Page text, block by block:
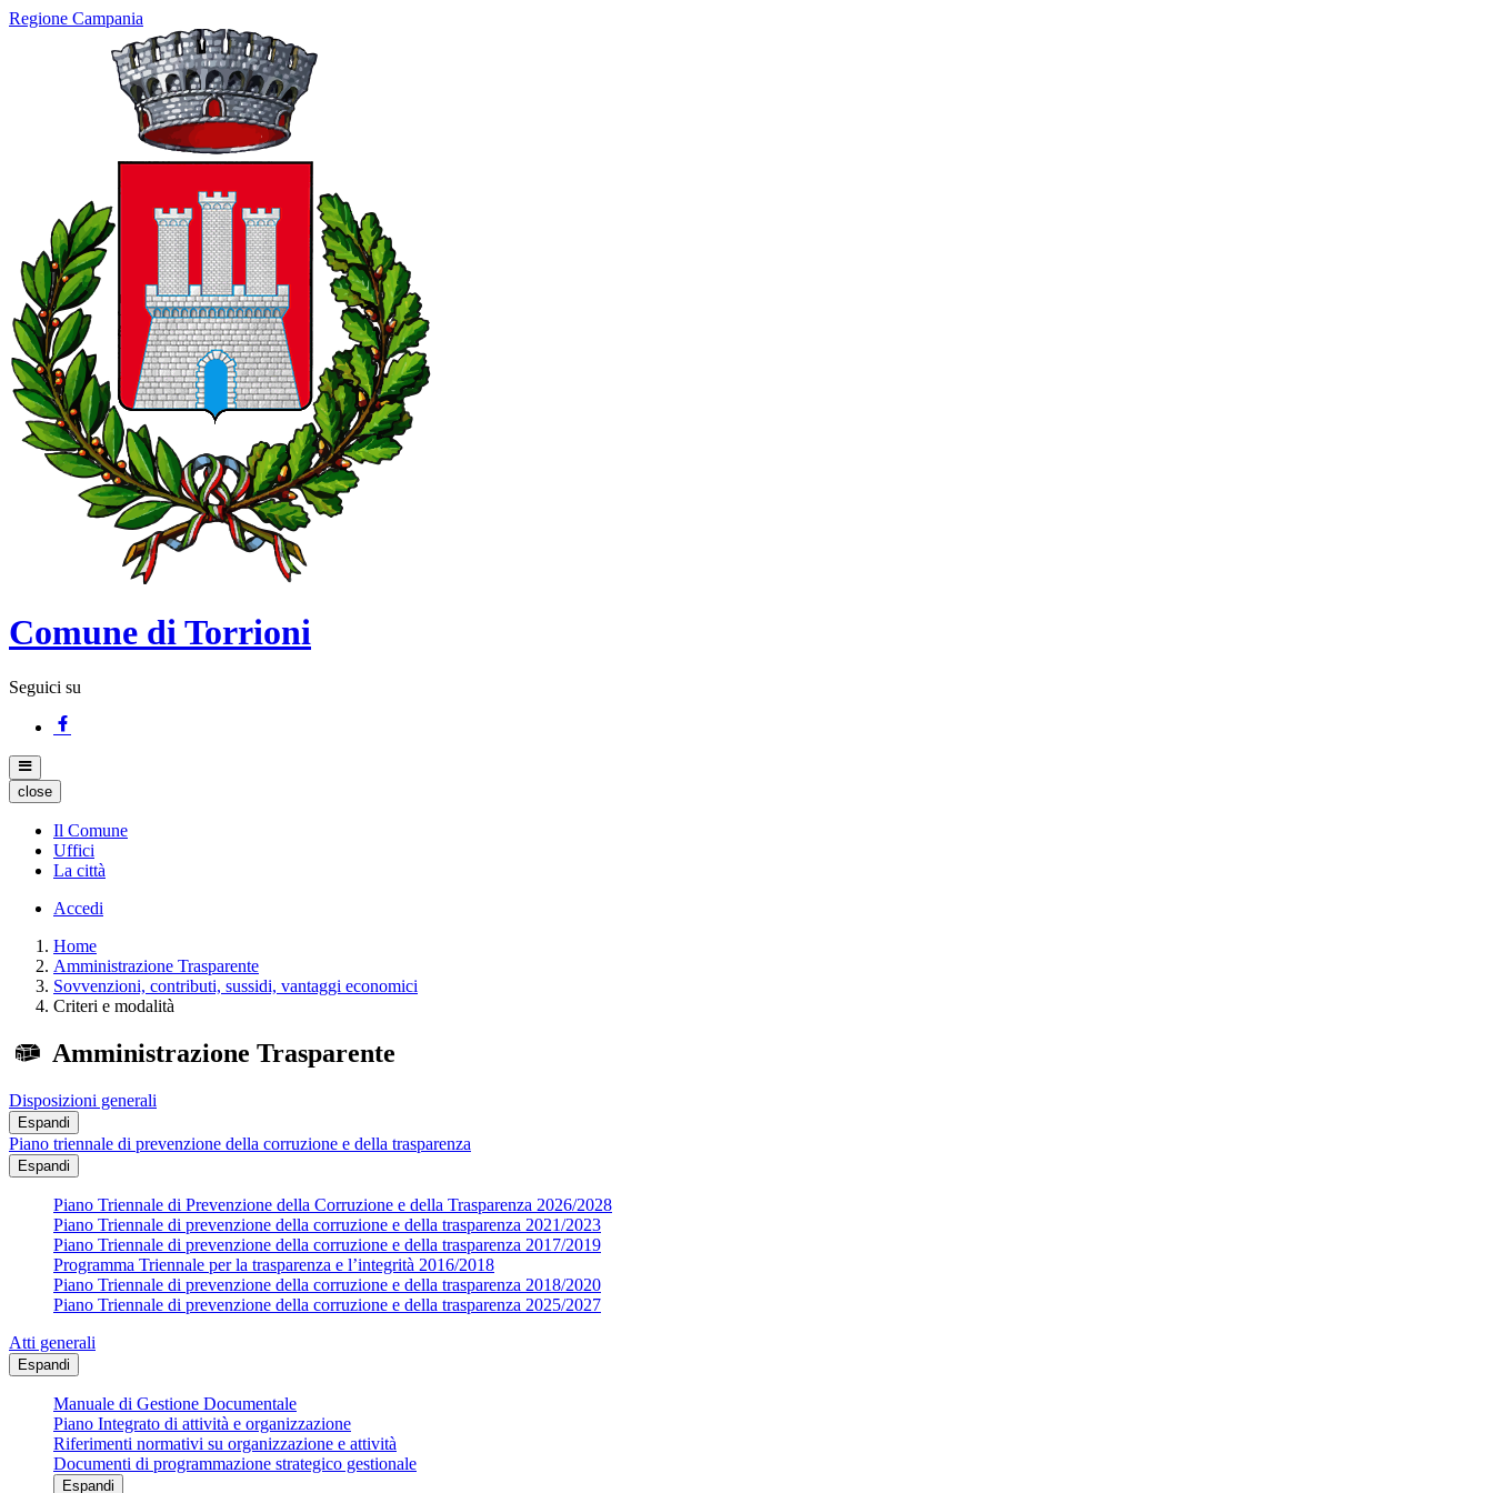
Regione Campania
Comune di Torrioni
Seguici su
close
Il Comune
Uffici
La città
Accedi
Home
Amministrazione Trasparente
Sovvenzioni, contributi, sussidi, vantaggi economici
Criteri e modalità
Amministrazione Trasparente
Disposizioni generali
Espandi
Piano triennale di prevenzione della corruzione e della trasparenza
Espandi
Piano Triennale di Prevenzione della Corruzione e della Trasparenza 2026/2028
Piano Triennale di prevenzione della corruzione e della trasparenza 2021/2023
Piano Triennale di prevenzione della corruzione e della trasparenza 2017/2019
Programma Triennale per la trasparenza e l’integrità 2016/2018
Piano Triennale di prevenzione della corruzione e della trasparenza 2018/2020
Piano Triennale di prevenzione della corruzione e della trasparenza 2025/2027
Atti generali
Espandi
Manuale di Gestione Documentale
Piano Integrato di attività e organizzazione
Riferimenti normativi su organizzazione e attività
Documenti di programmazione strategico gestionale
Espandi